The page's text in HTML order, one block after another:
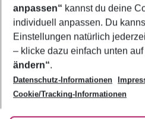
Footer
Footer navigation
Über uns
AGB
Bestpreisgarantie
Cookie-Einstellungen ändern
Cookie-Richtlinie
Agenturbetreuung
Barrierefreies Reisen
Folge uns
anpassen“ kannst du deine
individuell anpassen. Du
Einstellungen natürlich
– klicke dazu einfach unten auf
ändern“.
Datenschutz-Informationen
Cookie/Tracking-Informationen